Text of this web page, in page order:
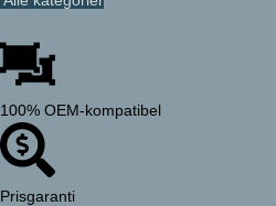
100% OEM-kompatibel
Prisgaranti